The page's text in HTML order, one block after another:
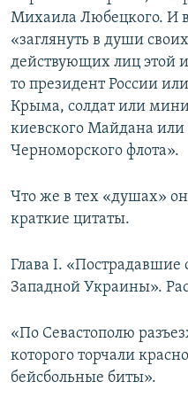
Михаила Любецкого. И
«заглянуть в души
действующих лиц этой
то президент России
Крыма, солдат или
киевского Майдана или
Черноморского флота».
Что же в тех «душах»
краткие цитаты.
Глава І.
Западной Украины».
«По Севастополю
которого торчали
бейсбольные биты».